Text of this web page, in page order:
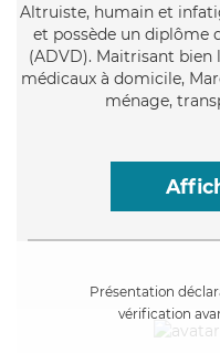
Altruiste, humain et
et possède un diplôme
(ADVD). Maitrisant bien
médicaux à domicile,
ménage,
Présentation
vérification